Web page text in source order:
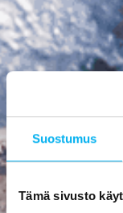
Suostumus
Tämä sivusto